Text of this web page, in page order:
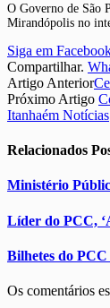
O Governo de São
Mirandópolis no
Siga em
Compartilhar.
Artigo Anterior
Próximo Artigo
Itanhaém Notícias
Relacionados
Ministério
Líder do PCC,
Bilhetes do PCC
Os comentários